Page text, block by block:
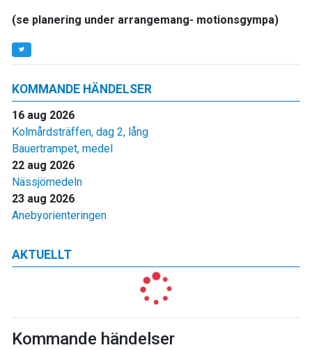
KOMMANDE HÄNDELSER
16 aug 2026
Kolmårdsträffen, dag 2, lång
Bauertrampet, medel
22 aug 2026
Nässjömedeln
23 aug 2026
Anebyorienteringen
AKTUELLT
Kommande händelser
(se planering under arrangemang- motionsgympa)